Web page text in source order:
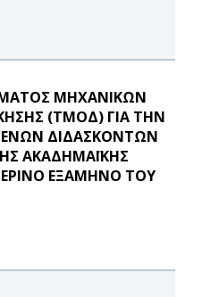
ΜΗΧΑΝΙΚΩΝ
(ΤΜΟΔ) ΓΙΑ ΤΗΝ
ΔΙΔΑΣΚΟΝΤΩΝ
ΑΚΑΔΗΜΑΪΚΗΣ
ΕΞΑΜΗΝΟ ΤΟΥ